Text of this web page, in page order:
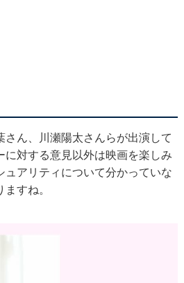
ん、川瀬陽太さんらが出演して
対する意見以外は映画を楽しみ
アリティについて分かっていな
すね。